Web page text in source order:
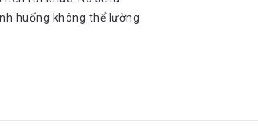
huống không thể lường